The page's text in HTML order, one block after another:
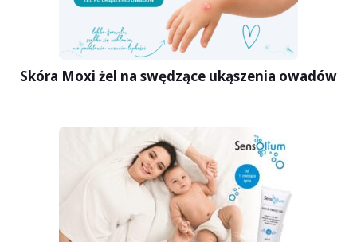
Skóra Moxi żel na swędzące ukąszenia owadów